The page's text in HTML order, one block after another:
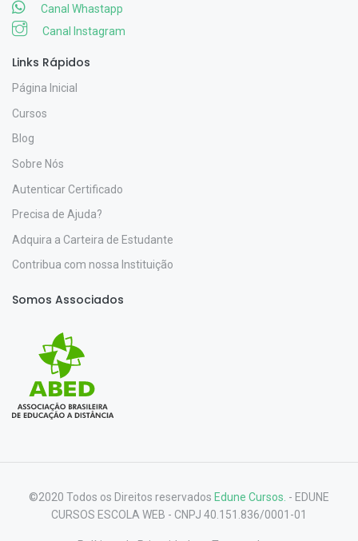
Canal Whastapp
Canal Instagram
Links Rápidos
Página Inicial
Cursos
Blog
Sobre Nós
Autenticar Certificado
Precisa de Ajuda?
Adquira a Carteira de Estudante
Contribua com nossa Instituição
Somos Associados
©2020 Todos os Direitos reservados Edune Cursos. - EDUNE
CURSOS ESCOLA WEB - CNPJ 40.151.836/0001-01